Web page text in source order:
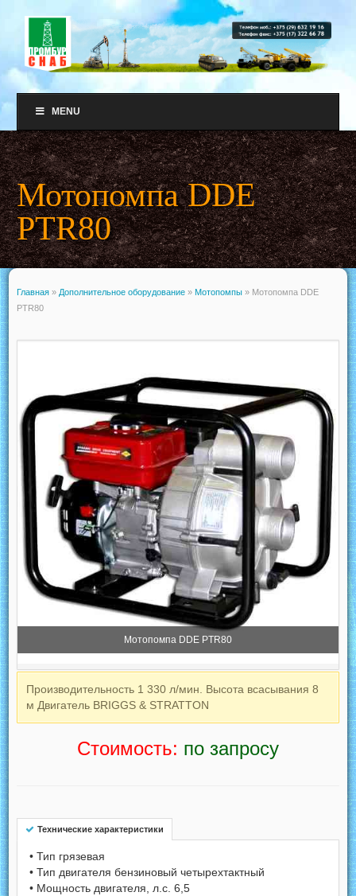
MENU
Мотопомпа DDE
PTR80
Главная » Дополнительное оборудование » Мотопомпы » Мотопомпа DDE
PTR80
Мотопомпа DDE PTR80
Производительность 1 330 л/мин. Высота всасывания 8
м Двигатель BRIGGS & STRATTON
Стоимость: по запросу
Технические характеристики
• Тип грязевая
• Тип двигателя бензиновый четырехтактный
• Мощность двигателя, л.с. 6,5